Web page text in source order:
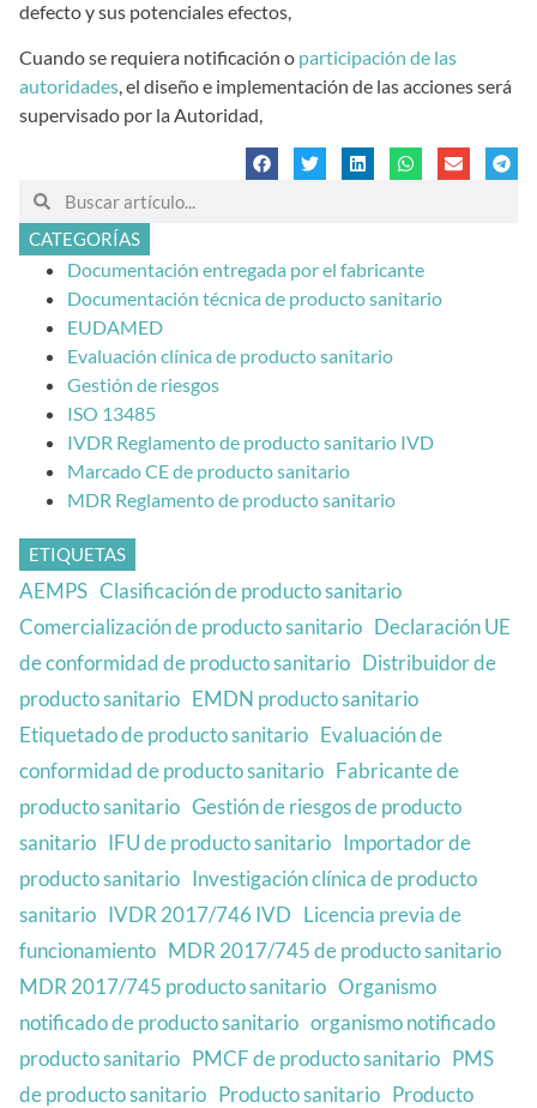
defecto y sus potenciales efectos,
Cuando se requiera notificación o participación de las
autoridades, el diseño e implementación de las acciones será
supervisado por la Autoridad,
CATEGORÍAS
Documentación entregada por el fabricante
Documentación técnica de producto sanitario
EUDAMED
Evaluación clínica de producto sanitario
Gestión de riesgos
ISO 13485
IVDR Reglamento de producto sanitario IVD
Marcado CE de producto sanitario
MDR Reglamento de producto sanitario
ETIQUETAS
AEMPS Clasificación de producto sanitario
Comercialización de producto sanitario Declaración UE
de conformidad de producto sanitario Distribuidor de
producto sanitario EMDN producto sanitario
Etiquetado de producto sanitario Evaluación de
conformidad de producto sanitario Fabricante de
producto sanitario Gestión de riesgos de producto
sanitario IFU de producto sanitario Importador de
producto sanitario Investigación clínica de producto
sanitario IVDR 2017/746 IVD Licencia previa de
funcionamiento MDR 2017/745 de producto sanitario
MDR 2017/745 producto sanitario Organismo
notificado de producto sanitario organismo notificado
producto sanitario PMCF de producto sanitario PMS
de producto sanitario Producto sanitario Producto